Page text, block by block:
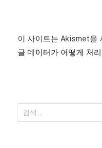
이 사이트는 Akismet을
글 데이터가 어떻게 처
색: